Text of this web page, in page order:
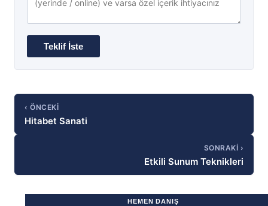
‹ ÖNCEKI
Hitabet Sanati
SONRAKI ›
Etkili Sunum Teknikleri
HEMEN DANIŞ